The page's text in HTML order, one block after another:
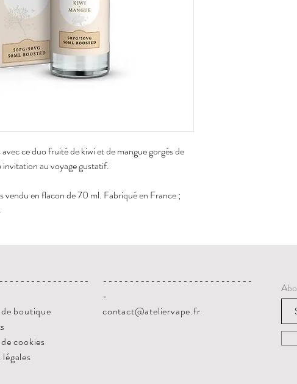
ce duo fruité de kiwi et de mangue gorgés de
au voyage gustatif.
vendu en flacon de 70 ml. Fabriqué en France ;
boutique
cookies
----------------------------
-
contact@ateliervape.fr